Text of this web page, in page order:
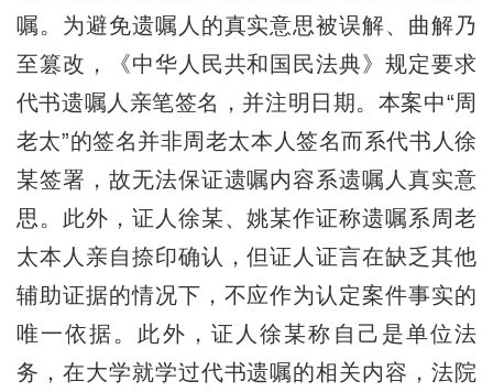
嘱。为避免遗嘱人的真实意思被误解、曲解乃
至篡改，《中华人民共和国民法典》规定要求
代书遗嘱人亲笔签名，并注明日期。本案中“周
老太”的签名并非周老太本人签名而系代书人徐
某签署，故无法保证遗嘱内容系遗嘱人真实意
思。此外，证人徐某、姚某作证称遗嘱系周老
太本人亲自捺印确认，但证人证言在缺乏其他
辅助证据的情况下，不应作为认定案件事实的
唯一依据。此外，证人徐某称自己是单位法
务，在大学就学过代书遗嘱的相关内容，法院